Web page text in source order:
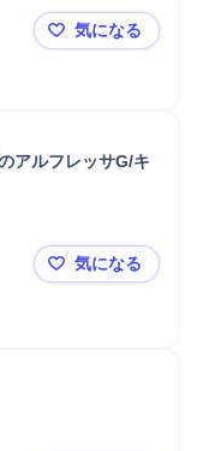
マネージャー
リーダー
【臨床開発
気になる
アルフレッサG/キ
CRA（臨床
気になる